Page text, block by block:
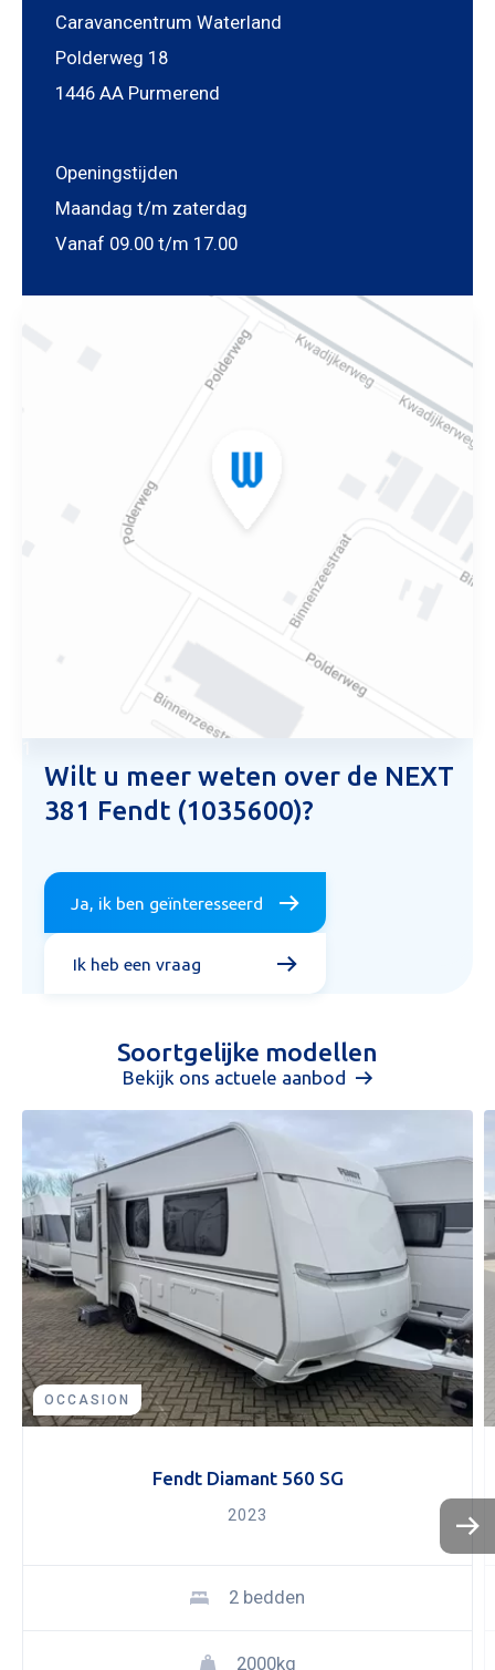
KOPEN
Aanvraag inruilvoorstel
Caravancentrum Waterland
Polderweg 18
1446 AA Purmerend
Openingstijden
Maandag t/m zaterdag
Vanaf 09.00 t/m 17.00
Wilt u meer weten over de NEXT
381 Fendt (1035600)?
Ja, ik ben geïnteresseerd
Ik heb een vraag
Soortgelijke modellen
Bekijk ons actuele aanbod
OCCASION
Fendt Diamant 560 SG
2023
2 bedden
2000kg